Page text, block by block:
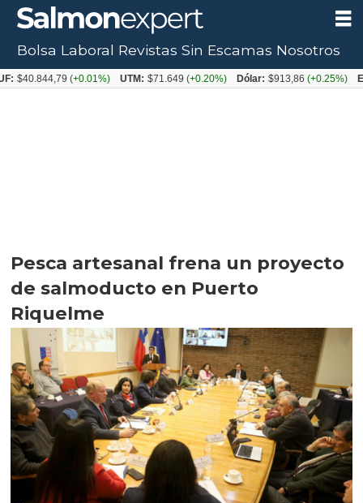
Pesca artesanal frena un proyecto
de salmoducto en Puerto
Riquelme
Bolsa Laboral Revistas Sin Escamas Nosotros
(+0.01%) UTM: $71.649 (+0.20%) Dólar: $913,86 (+0.25%) Euro: